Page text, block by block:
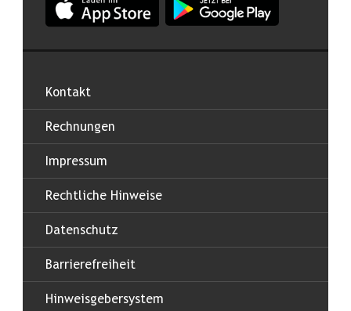
Kontakt
Rechnungen
Impressum
Rechtliche Hinweise
Datenschutz
Barrierefreiheit
Hinweisgebersystem